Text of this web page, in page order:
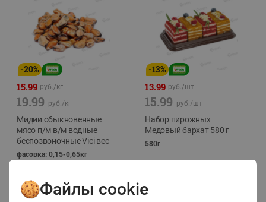
-20%
15.99 руб./кг
19.99 руб./кг
Мидии обыкновенные
мясо п/м в/м водные
беспозвоночные Vici вес
фасовка: 0,15-0,65кг
-13%
13.99 руб./шт
15.99 руб./шт
Набор пирожных
Медовый бархат 580 г
580г
Файлы cookie